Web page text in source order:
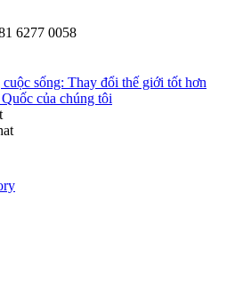
6277 0058
sống: Thay đổi thế giới tốt hơn
của chúng tôi